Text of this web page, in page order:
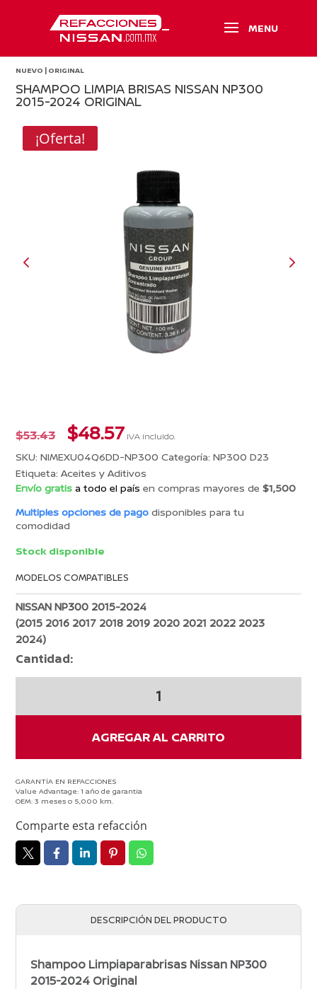
NUEVO | ORIGINAL
SHAMPOO LIMPIA BRISAS NISSAN NP300
2015-2024 ORIGINAL
¡Oferta!
$53.43 El
precio
original
era:
$53.43.
$48.57El
precio
actual
es:
$48.57.
IVA incluido.
SKU:NIMEXU04Q6DD-NP300 Categoría:NP300 D23
Etiqueta:Aceites y Aditivos
Envío gratis a todo el paísen compras mayores de$1,500
Multiples opciones de pagodisponibles para tu
comodidad
Stock disponible
MODELOS COMPATIBLES
NISSAN NP300 2015-2024
(2015 2016 2017 2018 2019 2020 2021 2022 2023
2024)
Cantidad:
brisas
2024
ORIGINAL
AGREGAR AL CARRITO
GARANTÍA EN REFACCIONES
Value Advantage: 1 año de garantía
OEM: 3 meses o 5,000 km.
Comparte esta refacción
DESCRIPCIÓN DEL PRODUCTO
Shampoo Limpiaparabrisas Nissan NP300
2015-2024 Original